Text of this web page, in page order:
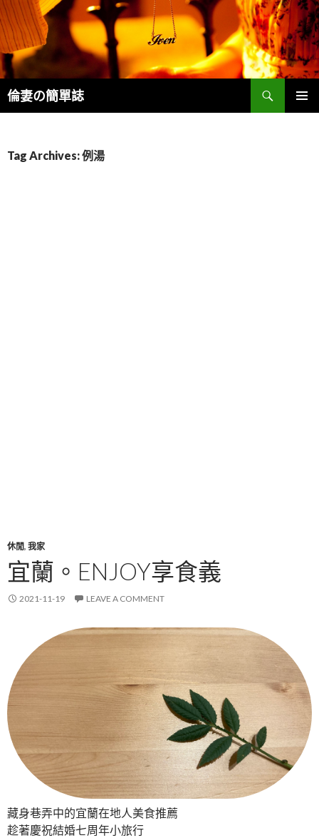
倫妻の簡單誌
Search
Tag Archives: 例湯
休閒, 我家
宜蘭。ENJOY享食義
2021-11-19 LEAVE A COMMENT
藏身巷弄中的宜蘭在地人美食推薦
趁著慶祝結婚七周年小旅行